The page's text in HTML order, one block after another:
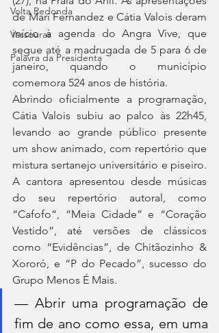
Volta Redonda
Vassouras
Palavra da Presidenta
de Mari Fernandez e Cátia Valois deram
início à agenda do Angra Vive, que
segue até a madrugada de 5 para 6 de
janeiro, quando o município
comemora 524 anos de história.
Abrindo oficialmente a programação,
Cátia Valois subiu ao palco às 22h45,
levando ao grande público presente
um show animado, com repertório que
mistura sertanejo universitário e piseiro.
A cantora apresentou desde músicas
do seu repertório autoral, como
“Cafofo”, “Meia Cidade” e “Coração
Vestido”, até versões de clássicos
como “Evidências”, de Chitãozinho &
Xororó, e “P do Pecado”, sucesso do
Grupo Menos É Mais.
— Abrir uma programação de
fim de ano como essa, em uma